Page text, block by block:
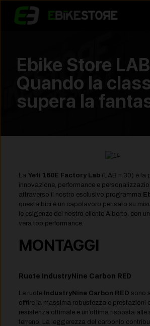
Ebike Store
Quando la
supera la
La Yeti 160E Factory Lab(LAB n.30) è la
innovazione, performance e
attraverso il nostro esclusivo programma
questa bici è un capolavoro pensato su
le esigenze del nostro cliente Alberto, con
vera top performance.
MONTAGGI
Ruote IndustryNine Carbon RED
Le ruote IndustryNine Carbon RED sono
offrire la massima robustezza e prestazioni
resistenza ottimale e un’ottima risposta alle
terreno. La leggerezza del carbonio